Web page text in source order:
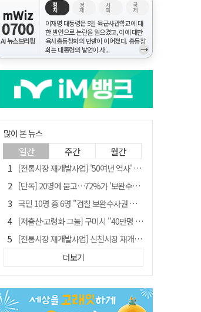
mWiz
0700
AI 뉴스브리핑
정
치
경
제
사
회
국
제
이재명 대통령은 5일 육군사관학교에 대
한 발언으로 논란을 일으켰고, 이에 대한
육사총동창회의 반발이 이어졌다. 총동창
회는 대통령의 발언이 사...
→
많이 본 뉴스
일간 주간 월간
[전통시장 재개발사업] '50여년 역사' 수성시장 자리에 25층 주상복합 들어선다
[단독] 20명에 묻고…72%가 '보완수사권 폐지'?
국민 10명 중 6명 "검찰 보완수사권 필요"…민주당 지지층도 53.8%
[저출산·고령화 그늘] 구미시 "40만명 사수" 고령군 "3만명대 회복"
[전통시장 재개발사업] 신천시장 재개발, 준공 후에도 소송전
李대통령 지지율 다시 40%대로…20대는 18.8%p 급락
안동-사가에, "50년 우정 넘어 미래 50년 함께 연다"
[인사]경상북도
더보기